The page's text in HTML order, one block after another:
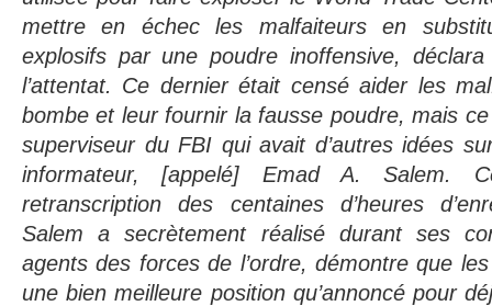
mettre en échec les malfaiteurs en
explosifs par une poudre inoffensive,
l’attentat. Ce dernier était censé aider les
bombe et leur fournir la fausse poudre, mais
superviseur du FBI qui avait d’autres idées
informateur, [appelé] Emad A.
retranscription des centaines d’heures
Salem a secrètement réalisé durant ses
agents des forces de l’ordre, démontre que
une bien meilleure position qu’annoncé pour